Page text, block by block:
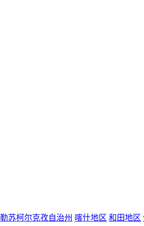
苏柯尔克孜自治州 喀什地区 和田地区